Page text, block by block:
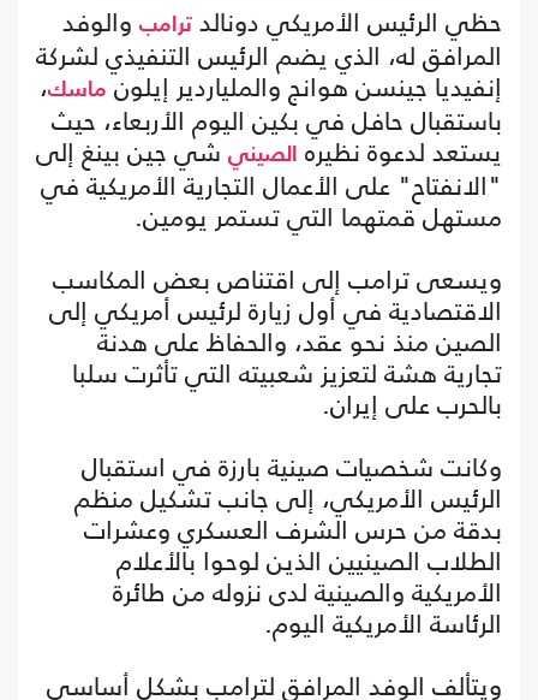
حظي الرئيس الأمريكي دونالد ترامب والوفد
المرافق له، الذي يضم الرئيس التنفيذي لشركة
إنفيديا جينسن هوانج والملياردير إيلون ماسك،
باستقبال حافل في بكين اليوم الأربعاء، حيث
يستعد لدعوة نظيره الصيني شي جين بينغ إلى
"الانفتاح" على الأعمال التجارية الأمريكية في
مستهل قمتهما التي تستمر يومين.
ويسعى ترامب إلى اقتناص بعض المكاسب
الاقتصادية في أول زيارة لرئيس أمريكي إلى
الصين منذ نحو عقد، والحفاظ على هدنة
تجارية هشة لتعزيز شعبيته التي تأثرت سلبا
بالحرب على إيران.
وكانت شخصيات صينية بارزة في استقبال
الرئيس الأمريكي، إلى جانب تشكيل منظم
بدقة من حرس الشرف العسكري وعشرات
الطلاب الصينيين الذين لوحوا بالأعلام
الأمريكية والصينية لدى نزوله من طائرة
الرئاسة الأمريكية اليوم.
ويتألف الوفد المرافق لترامب بشكل أساسي